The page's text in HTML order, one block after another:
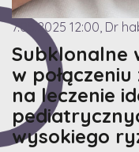
7.05.2025 12:00, Dr
Subklonalne
w
na leczenie
wysokiego